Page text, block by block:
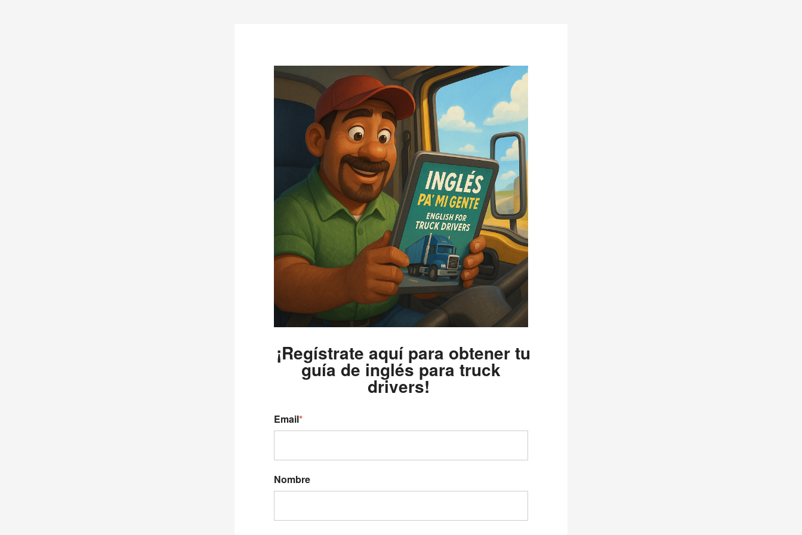
¡Regístrate aquí para obtener tu
guía de inglés para truck
drivers!
Email*
Nombre